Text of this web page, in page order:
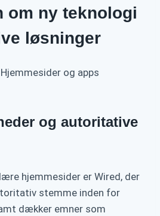
om ny teknologi
løsninger
og autoritative
hjemmesider er Wired, der
stemme inden for
dækker emner som